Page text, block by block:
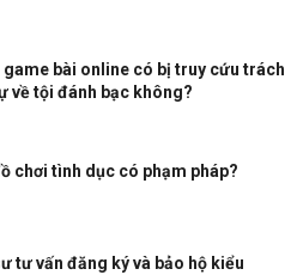
game bài online có bị truy cứu trách
về tội đánh bạc không?
chơi tình dục có phạm pháp?
tư vấn đăng ký và bảo hộ kiểu